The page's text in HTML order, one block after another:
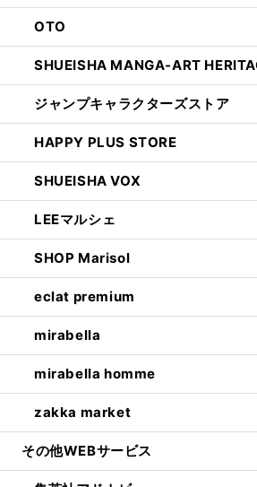
OTO
SHUEISHA MANGA-ART
ジャンプキャラクターズストア
HAPPY PLUS STORE
SHUEISHA VOX
LEEマルシェ
SHOP Marisol
eclat premium
mirabella
mirabella homme
zakka market
その他WEBサービス